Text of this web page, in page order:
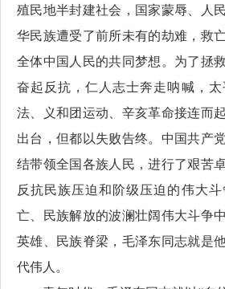
殖民地半封建社会，国家蒙辱、人
华民族遭受了前所未有的劫难，救
全体中国人民的共同梦想。为了拯
奋起反抗，仁人志士奔走呐喊，
法、义和团运动、辛亥革命接连而
出台，但都以失败告终。中国共产
结带领全国各族人民，进行了艰苦
反抗民族压迫和阶级压迫的伟大
亡、民族解放的波澜壮阔伟大斗争
英雄、民族脊梁，毛泽东同志就是
代伟人。